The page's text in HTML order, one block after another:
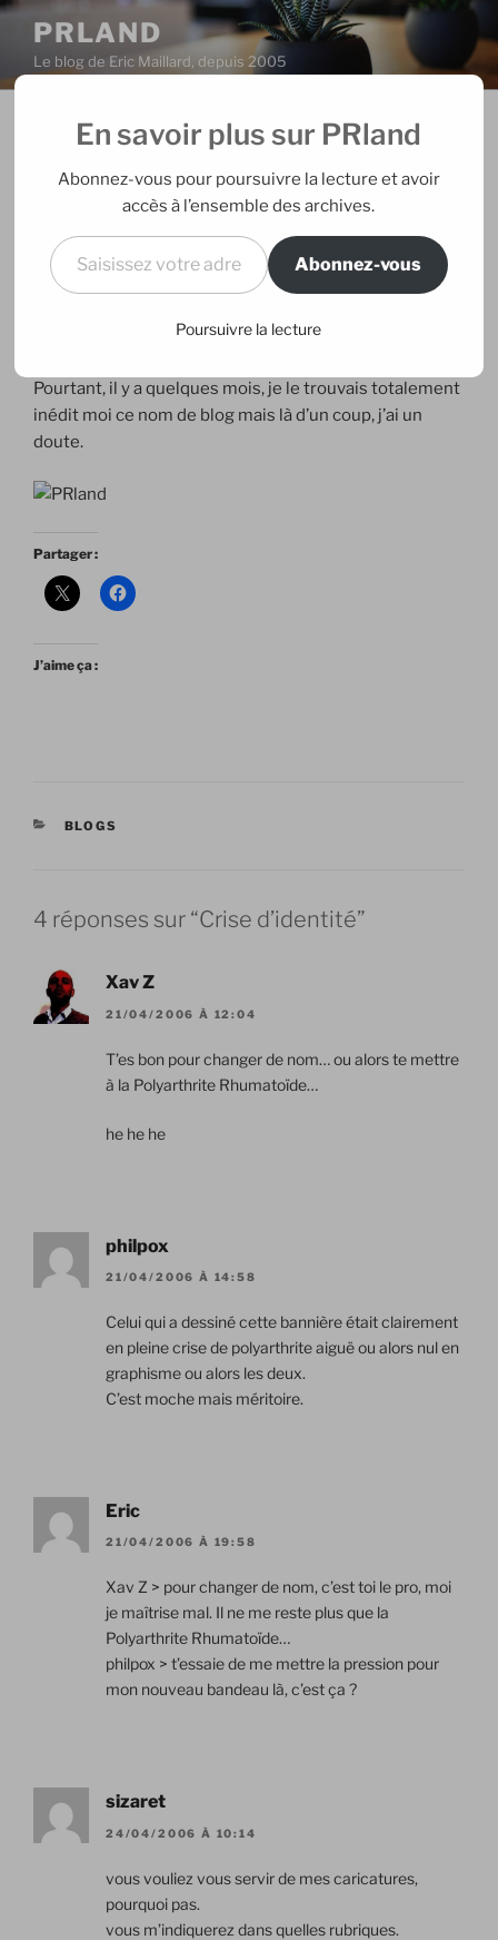
Aller
contenu
principal
PRLAND
Le blog de Eric Maillard, depuis 2005
PUBLIÉ
20/04/2006PARERIC
Crise d’identité
Moi qui suis en train de chercher des idées de bandeau
(rapport au design de ce blog qu’il va falloir que je me
de blog, mais passons…), je viens d’en trouver un déjà
Pourtant, il y a quelques mois, je le trouvais totalement
inédit moi ce nom de blog mais là d’un coup, j’ai un
doute.
Partager :
J’aime ça :
CATÉGORIES
BLOGS
4 réponses sur “Crise d’identité”
Xav Z
21/04/2006 À 12:04
T’es bon pour changer de nom… ou alors te mettre
à la Polyarthrite Rhumatoïde…
he he he
philpox
21/04/2006 À 14:58
Celui qui a dessiné cette bannière était clairement
en pleine crise de polyarthrite aiguë ou alors nul en
graphisme ou alors les deux.
C’est moche mais méritoire.
Eric
21/04/2006 À 19:58
Xav Z > pour changer de nom, c’est toi le pro, moi
je maîtrise mal. Il ne me reste plus que la
Polyarthrite Rhumatoïde…
philpox > t’essaie de me mettre la pression pour
mon nouveau bandeau là, c’est ça ?
sizaret
24/04/2006 À 10:14
vous vouliez vous servir de mes caricatures,
pourquoi pas.
vous m’indiquerez dans quelles rubriques.
En savoir plus sur PRland
Abonnez-vous pour poursuivre la lecture et avoir
accès à l’ensemble des archives.
Saisissez votre adresse e-mail…
Abonnez-vous
Poursuivre la lecture